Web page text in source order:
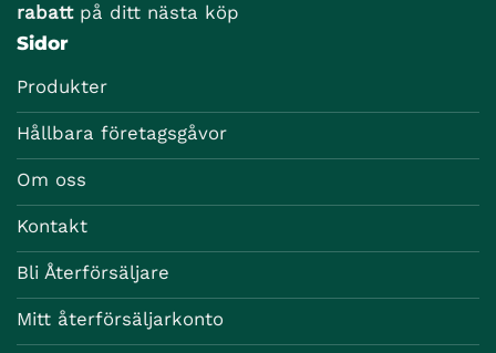
rabattpå ditt nästa köp
Sidor
Produkter
Hållbara företagsgåvor
Om oss
Kontakt
Bli Återförsäljare
Mitt återförsäljarkonto